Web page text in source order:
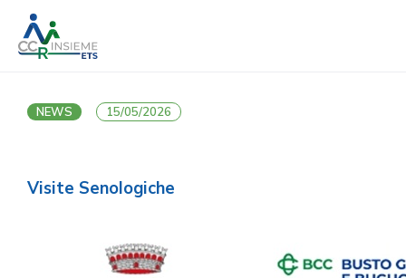
NEWS 15/05/2026
Visite Senologiche